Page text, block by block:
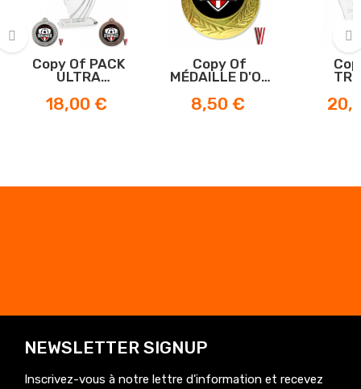
Copy Of PACK
ULTRA
Prix
18,00 €
Copy Of
MÉDAILLE D'OR
Prix
8,50 € Prix
›
NEWSLETTER SIGNUP
Inscrivez-vous à notre lettre d'information et recevez